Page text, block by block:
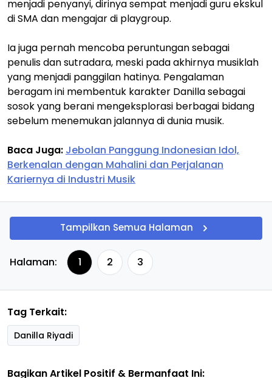
menjadi penyanyi, dirinya sempat menjadi guru ekskul
di SMA dan mengajar di playgroup.
Ia juga pernah mencoba peruntungan sebagai
penulis dan sutradara, meski pada akhirnya musiklah
yang menjadi panggilan hatinya. Pengalaman
beragam ini membentuk karakter Danilla sebagai
sosok yang berani mengeksplorasi berbagai bidang
sebelum menemukan jalannya di dunia musik.
Baca Juga: Jebolan Panggung Indonesian Idol,
Berkenalan dengan Mahalini dan Perjalanan
Kariernya di Industri Musik
Tampilkan Semua Halaman
Halaman: 1 2 3
Tag Terkait:
Danilla Riyadi
Bagikan Artikel Positif & Bermanfaat Ini: